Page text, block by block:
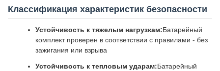
Классификация характеристик безопасности
Устойчивость к тяжелым нагрузкам:Батарейный
комплект проверен в соответствии с правилами - без
зажигания или взрыва
Устойчивость к тепловым ударам:Батарейный